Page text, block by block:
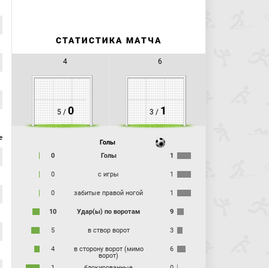
газоне, пересиливая боль.
мяч, а в ногу соперника, ведя борьбу на линии чужой
штрафной площади.
штрафную на Марсиньо, но Калешин "читает" замысел
соперников и прерывает опасную передачу.
18:20 Офсайд: Марсио Грегорио(Уфа) попадает в
Корытько отходит в оборону, но не может отобрать
чисто мяч у соперника, нарушая правила.
Удар по воротам:
(Уфа)
бьёт головой из штрафной. Мяч летит мимо ворот.
Марсиньо выполняет подачу со стандарта, а Фримпонгу,
оказавшемуся первым на мяче, не удается
акцентированно пробить и переправить его в угол ворот.
правой ногой из штрафной. Мяч летит мимо ворот.
меняет направление своего полета и чуть было не влетает
СТАТИСТИКА МАТЧА
4
5 / 0
6
3 / 1
Голы
0
Голы 1
0 с игры 1
0 забитые правой ногой 1
10 Удар(ы) по воротам 9
5 в створ ворот 3
4
в сторону ворот (мимо
ворот)
6